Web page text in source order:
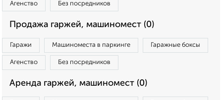
Агенство Без посредников
Продажа гаржей, машиномест (0)
Гаражи Машиноместа в паркинге Гаражные боксы
Агенство Без посредников
Аренда гаржей, машиномест (0)